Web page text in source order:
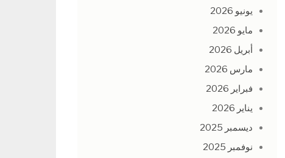
يونيو 2026
مايو 2026
أبريل 2026
مارس 2026
فبراير 2026
يناير 2026
ديسمبر 2025
نوفمبر 2025